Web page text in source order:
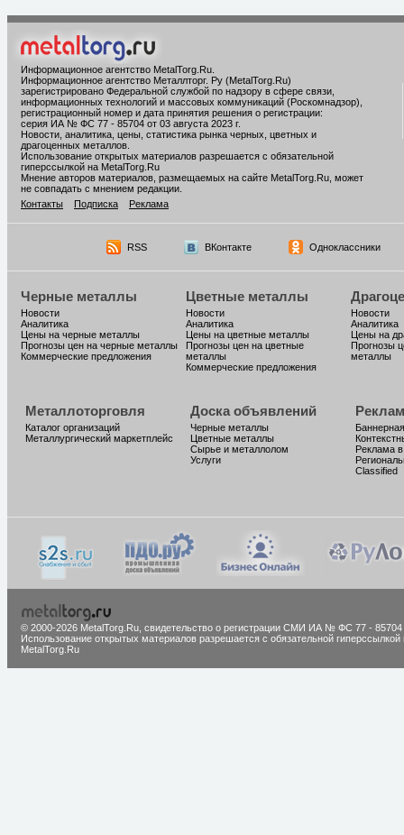
Информационное агентство MetalTorg.Ru
Информационное агентство Металлторг. Ру (MetalTorg.Ru)
зарегистрировано Федеральной службой по надзору в сфере связи,
информационных технологий и массовых коммуникаций (Роскомнадзор),
регистрационный номер и дата принятия решения о регистрации:
серия ИА № ФС 77 - 85704 от 03 августа 2023 г.
Новости, аналитика, цены, статистика рынка черных, цветных и
драгоценных металлов.
Использование открытых материалов разрешается с обязательной
гиперссылкой на MetalTorg.Ru
Мнение авторов материалов, размещаемых на сайте MetalTorg.Ru, может
не совпадать с мнением редакции.
Контакты
Подписка Реклама
RSS ВКонтакте Одноклассники
Черные металлы
Новости
Аналитика
Цены на черные металлы
Прогнозы цен на черные металлы
Коммерческие предложения
Цветные металлы
Новости
Аналитика
Цены на цветные металлы
Прогнозы цен на цветные
металлы
Коммерческие предложения
Новости
Аналитика
Цены на
Прогнозы
металлы
Металлоторговля
Каталог организаций
Металлургический маркетплейс
Доска объявлений
Черные металлы
Цветные металлы
Сырье и металлолом
Услуги
Реклама
Classified
© 2000-2026 MetalTorg.Ru, cвидетельство о регистрации СМИ ИА № ФС 77 - 85704
Использование открытых материалов разрешается с обязательной гиперссылкой
MetalTorg.Ru